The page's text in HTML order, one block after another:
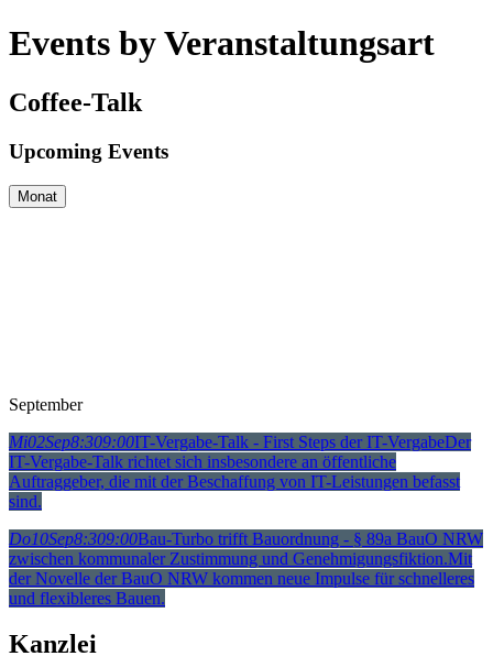
Events by Veranstaltungsart
Coffee-Talk
Upcoming Events
Monat
September
Mi02Sep8:309:00IT-Vergabe-Talk - First Steps der IT-VergabeDer
IT-Vergabe-Talk richtet sich insbesondere an öffentliche
Auftraggeber, die mit der Beschaffung von IT-Leistungen befasst
sind.
Do10Sep8:309:00Bau-Turbo trifft Bauordnung - § 89a BauO NRW
zwischen kommunaler Zustimmung und Genehmigungsfiktion.Mit
der Novelle der BauO NRW kommen neue Impulse für schnelleres
und flexibleres Bauen.
Kanzlei